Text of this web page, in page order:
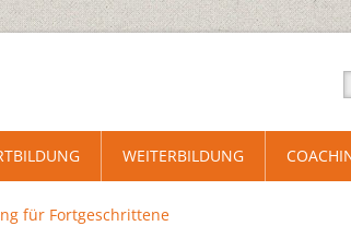
für Fortgeschrittene
WEITERBILDUNG